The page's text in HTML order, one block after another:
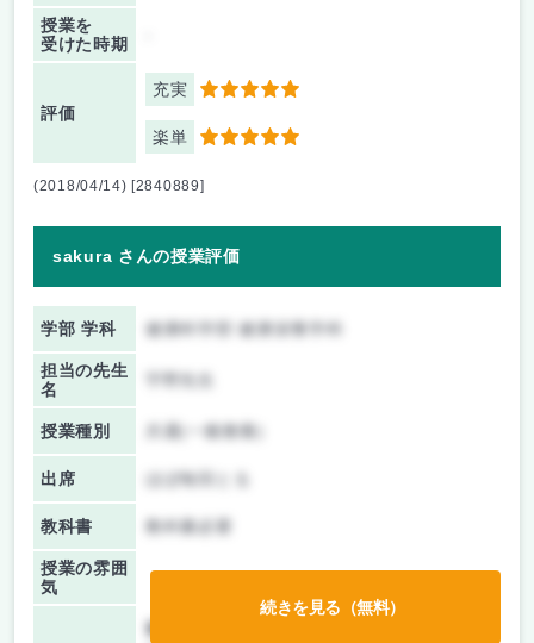
授業を
受けた時期
評価
充実 5
楽単 5
(2018/04/14) [2840889]
sakura さんの授業評価
学部 学科 健康科学部 健康栄養学科
担当の先生
名
授業種別 共通(一般教養)
出席 ほぼ毎回とる
教科書 教科書必要
授業の雰囲
気
前期/中間：
続きを見る（無料）